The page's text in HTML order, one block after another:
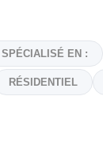
SPÉCIALISÉ EN :
RÉSIDENTIEL